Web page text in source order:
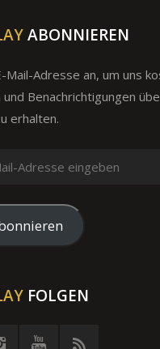
ABONNIEREN
Mail-Adresse an, um uns
Benachrichtigungen
erhalten.
FOLGEN